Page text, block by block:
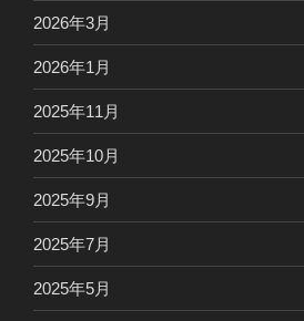
2026年3月
2026年1月
2025年11月
2025年10月
2025年9月
2025年7月
2025年5月